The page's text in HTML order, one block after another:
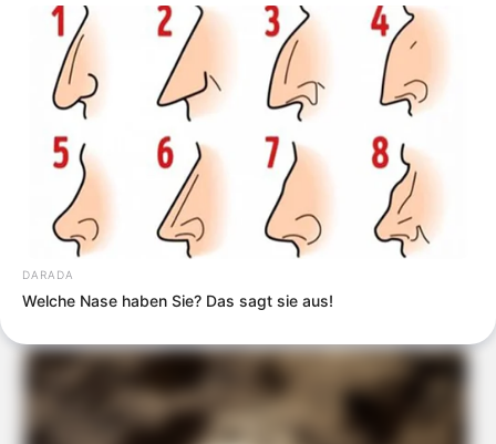
DARADA
Welche Nase haben Sie? Das sagt sie aus!